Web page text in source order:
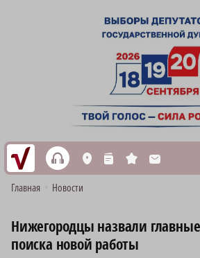
h L n s M
Главная Новости
Нижегородцы назвали
поиска новой работы